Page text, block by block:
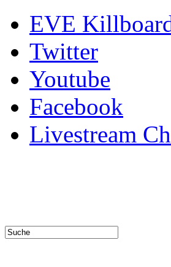
EVE
Twitter
Youtube
Facebook
Livestream